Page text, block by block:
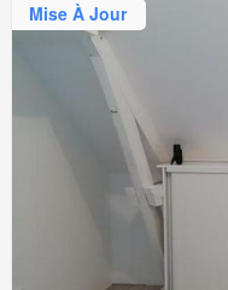
Mise À Jour